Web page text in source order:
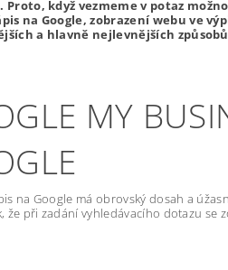
Proto, když vezmeme v potaz
na Google, zobrazení webu ve
a hlavně nejlevnějších
MY
na Google má obrovský dosah a
že při zadání vyhledávacího dotazu se